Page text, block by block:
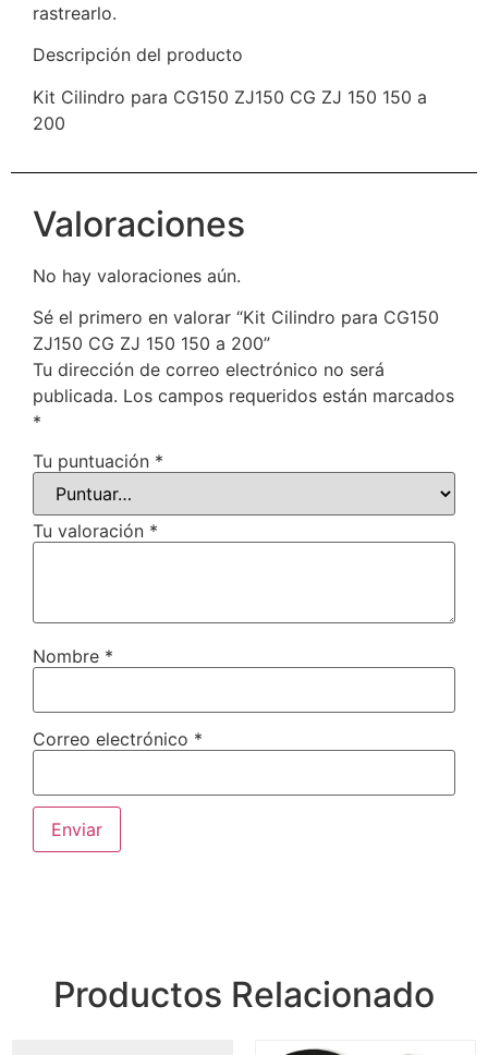
rastrearlo.
Descripción del producto
Kit Cilindro para CG150 ZJ150 CG ZJ 150 150 a
200
Valoraciones
No hay valoraciones aún.
Sé el primero en valorar “Kit Cilindro para CG150
ZJ150 CG ZJ 150 150 a 200”
Tu dirección de correo electrónico no será
publicada. Los campos requeridos están marcados
*
Tu puntuación *
Tu valoración *
Nombre *
Correo electrónico *
Productos Relacionado